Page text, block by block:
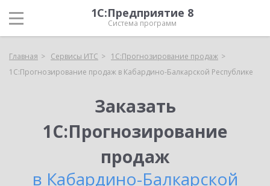
1С:Предприятие 8
Система программ
Главная Сервисы ИТС
1С:Прогнозирование продаж
1С:Прогнозирование продаж в Кабардино-Балкарской Республике
Заказать
1С:Прогнозирование
продаж
в Кабардино-Балкарской